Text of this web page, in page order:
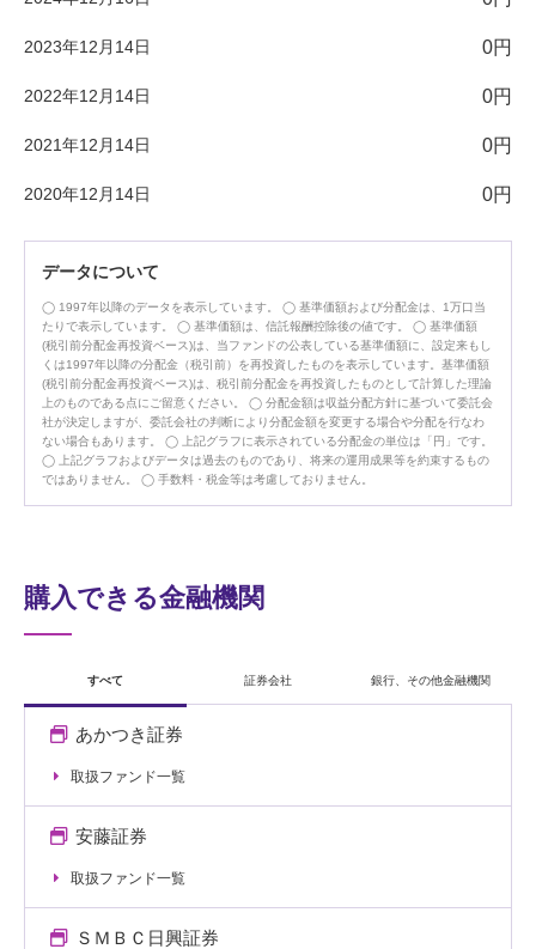
2023年12月14日 0円
2022年12月14日 0円
2021年12月14日 0円
2020年12月14日 0円
データについて
1997年以降のデータを表示しています。
基準価額および分配金は、1万口当
たりで表示しています。
基準価額は、信託報酬控除後の値です。
基準価額
(税引前分配金再投資ベース)は、当ファンドの公表している基準価額に、設定来もし
くは1997年以降の分配金（税引前）を再投資したものを表示しています。基準価額
(税引前分配金再投資ベース)は、税引前分配金を再投資したものとして計算した理論
上のものである点にご留意ください。
分配金額は収益分配方針に基づいて委託会
社が決定しますが、委託会社の判断により分配金額を変更する場合や分配を行なわ
ない場合もあります。
上記グラフに表示されている分配金の単位は「円」です。
上記グラフおよびデータは過去のものであり、将来の運用成果等を約束するもの
ではありません。
手数料・税金等は考慮しておりません。
購入できる金融機関
すべて 証券会社 銀行、その他金融機関
あかつき証券
取扱ファンド一覧
安藤証券
取扱ファンド一覧
ＳＭＢＣ日興証券